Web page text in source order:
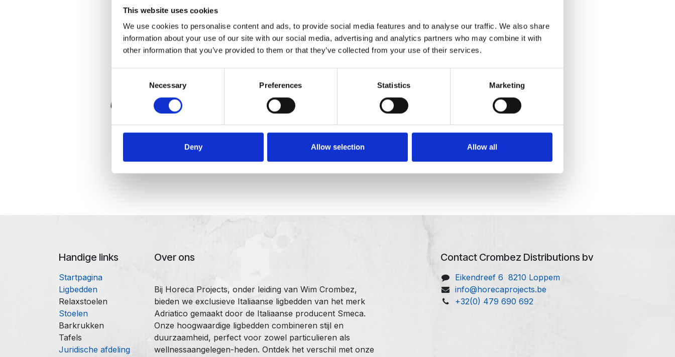
This website uses cookies
We use cookies to personalise content and ads, to provide social media features and to analyse our traffic. We also share
information about your use of our site with our social media, advertising and analytics partners who may combine it with
other information that you’ve provided to them or that they’ve collected from your use of their services.
Necessary Preferences Statistics Marketing
Deny Allow selection Allow all
Handige links
Startpagina
Ligbedden
Relaxstoelen
Stoelen
Barkrukken
Tafels
Juridische afdeling
Over ons
Bij Horeca Projects, onder leiding van Wim Crombez,
bieden we exclusieve Italiaanse ligbedden van het merk
Adriatico gemaakt door de Italiaanse producent Smeca.
Onze hoogwaardige ligbedden combineren stijl en
duurzaamheid, perfect voor zowel particulieren als
wellnessaangelegen-heden. Ontdek het verschil met onze
Contact Crombez Distributions bv
Eikendreef 6 8210 Loppem
info@horecaprojects.be
+32(0) 479 690 692